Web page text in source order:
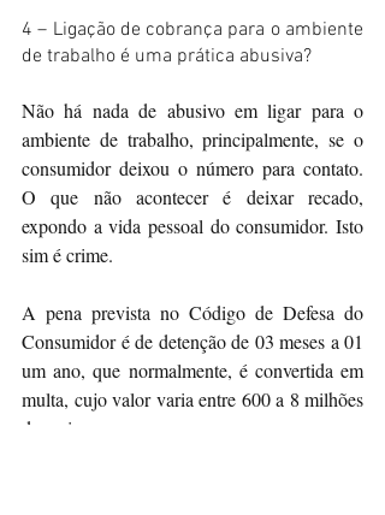
4 – Ligação de cobrança para o ambiente
de trabalho é uma prática abusiva?
Não há nada de abusivo em ligar para o
ambiente de trabalho, principalmente, se o
consumidor deixou o número para contato.
O que não acontecer é deixar recado,
expondo a vida pessoal do consumidor. Isto
sim é crime.
A pena prevista no Código de Defesa do
Consumidor é de detenção de 03 meses a 01
um ano, que normalmente, é convertida em
multa, cujo valor varia entre 600 a 8 milhões
de reais.